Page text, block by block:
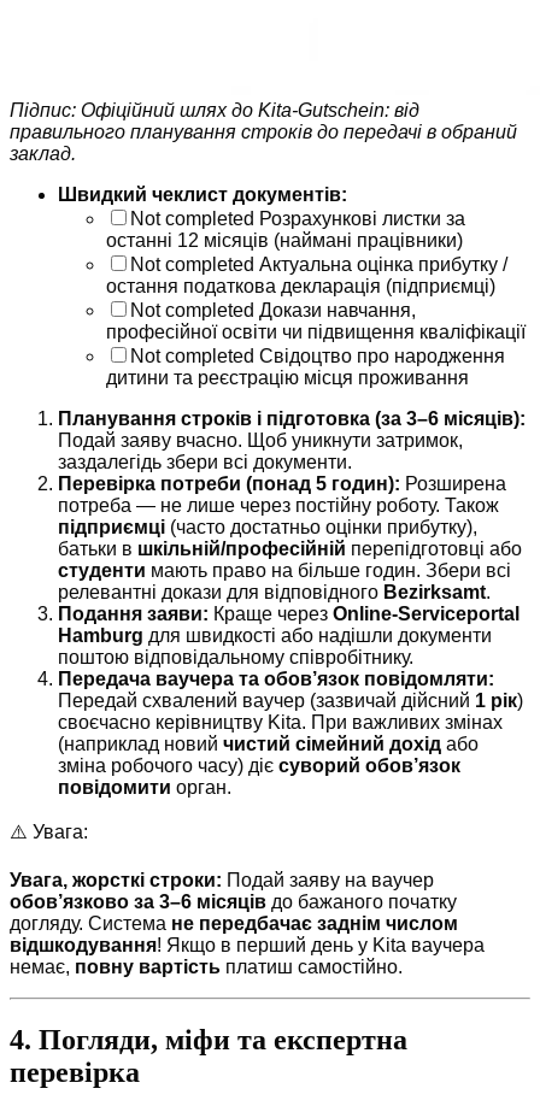
Підпис: Офіційний шлях до Kita-Gutschein: від
правильного планування строків до передачі в обраний
заклад.
Швидкий чеклист документів:
Not completed Розрахункові листки за
останні 12 місяців (наймані працівники)
Not completed Актуальна оцінка прибутку /
остання податкова декларація (підприємці)
Not completed Докази навчання,
професійної освіти чи підвищення кваліфікації
Not completed Свідоцтво про народження
дитини та реєстрацію місця проживання
Планування строків і підготовка (за 3–6 місяців):
Подай заяву вчасно. Щоб уникнути затримок,
заздалегідь збери всі документи.
Перевірка потреби (понад 5 годин): Розширена
потреба — не лише через постійну роботу. Також
підприємці (часто достатньо оцінки прибутку),
батьки в шкільній/професійній перепідготовці або
студенти мають право на більше годин. Збери всі
релевантні докази для відповідного Bezirksamt.
Подання заяви: Краще через Online-Serviceportal
Hamburg для швидкості або надішли документи
поштою відповідальному співробітнику.
Передача ваучера та обов’язок повідомляти:
Передай схвалений ваучер (зазвичай дійсний 1 рік)
своєчасно керівництву Kita. При важливих змінах
(наприклад новий чистий сімейний дохід або
зміна робочого часу) діє суворий обов’язок
повідомити орган.
⚠️ Увага:
Увага, жорсткі строки: Подай заяву на ваучер
обов’язково за 3–6 місяців до бажаного початку
догляду. Система не передбачає заднім числом
відшкодування! Якщо в перший день у Kita ваучера
немає, повну вартість платиш самостійно.
4. Погляди, міфи та експертна
перевірка